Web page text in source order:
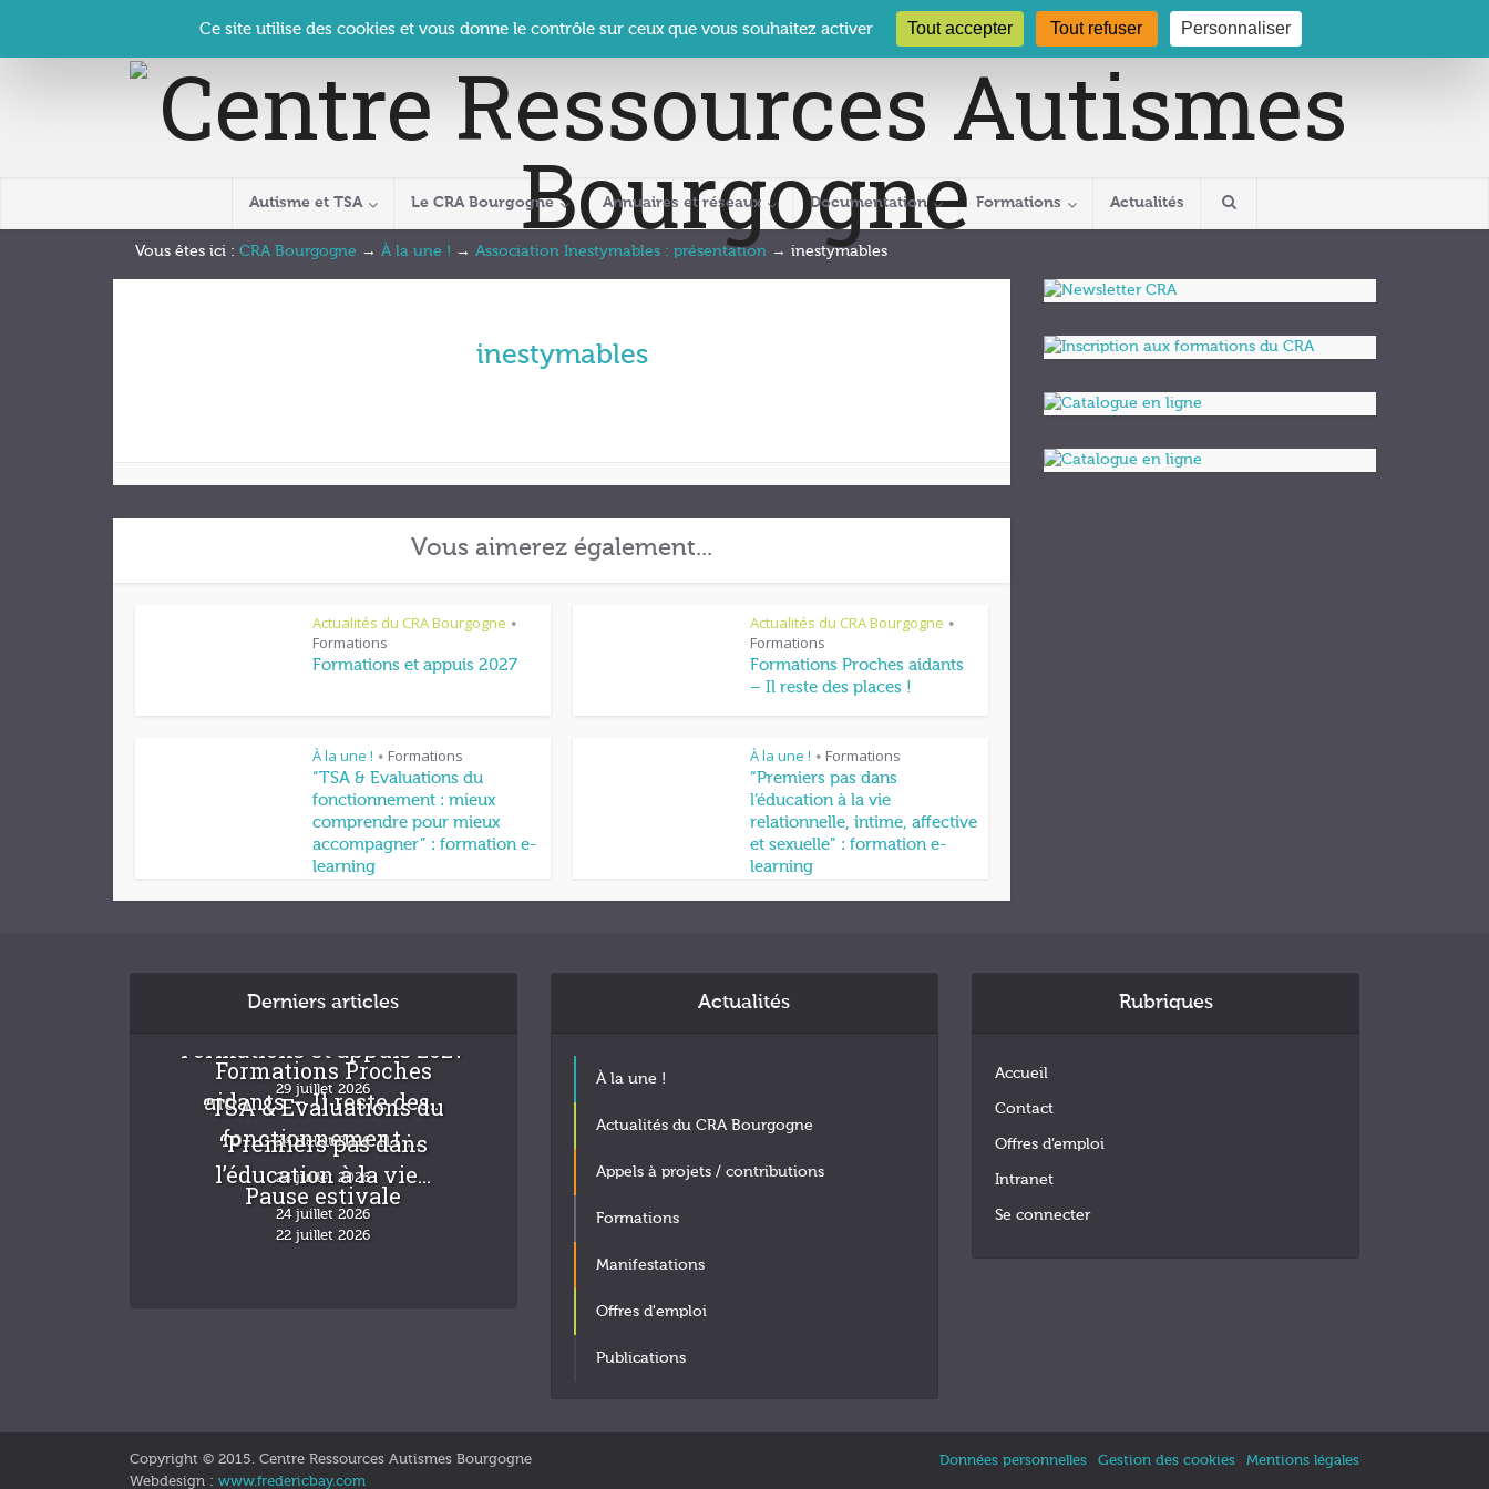
Contact Se connecter | CRA Bourgogne – Le Clos des Présidents – 19-21 rue Coty – 21 000 DIJON cra@crabourgogne.org 03 80 29 54 19
Autisme et TSA Le CRA Bourgogne Annuaires et réseaux Documentation Formations Actualités
Vous êtes ici : CRA Bourgogne → À la une ! → Association Inestymables : présentation → inestymables
inestymables
Vous aimerez également...
Actualités du CRA Bourgogne •
Formations
Formations et appuis 2027
Actualités du CRA Bourgogne •
Formations
Formations Proches aidants
– Il reste des places !
À la une ! • Formations
“TSA & Evaluations du
fonctionnement : mieux
comprendre pour mieux
accompagner” : formation e-
learning
À la une ! • Formations
“Premiers pas dans
l’éducation à la vie
relationnelle, intime, affective
et sexuelle” : formation e-
learning
Derniers articles
Formations et appuis 2027
29 juillet 2026
Formations Proches
aidants – Il reste des...
24 juillet 2026
“TSA & Evaluations du
fonctionnement :...
24 juillet 2026
“Premiers pas dans
l’éducation à la vie...
24 juillet 2026
Pause estivale
22 juillet 2026
Actualités
À la une !
Actualités du CRA Bourgogne
Appels à projets / contributions
Formations
Manifestations
Offres d'emploi
Publications
Rubriques
Accueil
Contact
Offres d’emploi
Intranet
Se connecter
Copyright © 2015. Centre Ressources Autismes Bourgogne
Webdesign : www.fredericbay.com
Données personnelles Gestion des cookies Mentions légales
Ce site utilise des cookies et vous donne le contrôle sur ceux que vous souhaitez activer Tout accepter Tout refuser Personnaliser